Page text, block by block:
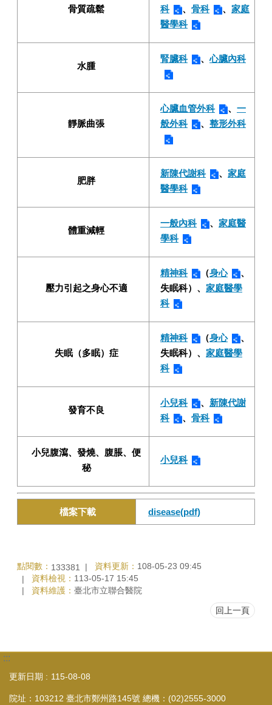
骨質疏鬆
科
、 骨科 、 家庭
醫學科
水腫
腎臟科 、心臟內科
靜脈曲張
心臟血管外科 、 一
般外科
、 整形外科
肥胖
新陳代謝科 、 家庭
醫學科
體重減輕
一般內科 、 家庭醫
學科
壓力引起之身心不適
精神科 （身心
、
失眠科）、 家庭醫學
科
失眠（多眠）症
精神科 （身心
、
失眠科）、 家庭醫學
科
發育不良
小兒科 、 新陳代謝
科
、 骨科
小兒腹瀉、發燒、腹脹、便
秘
小兒科
檔案下載 disease(pdf)
點閱數： 133381 資料更新： 108-05-23 09:45
資料檢視： 113-05-17 15:45
資料維護： 臺北市立聯合醫院
回上一頁
:::
更新日期 115-08-08
院址：103212 臺北市鄭州路145號 總機：(02)2555-3000